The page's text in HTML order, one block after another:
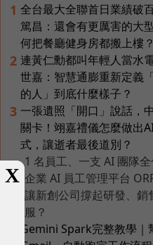
1 全台最大全聯首日業績破
篤昌：還會有更厲害的大
何把餐廳健身房都搬上樓？
2 連黃仁勳都叫年輕人當水
世嘉：智慧通膨重新定義
的人」到底什麼樣子？
3 一張遺照「開口」說話，
關卡！翊嘉禮儀怎麼做出
式，讓逝者最後道別？
1 名員工、一支 AI 團隊
企業 AI 員工管理平台
讓新創公司撐起研發、銷
服？
Gemini Spark完整教學｜
X